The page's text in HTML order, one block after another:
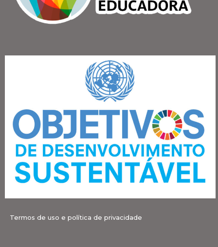
Termos de uso e política de privacidade